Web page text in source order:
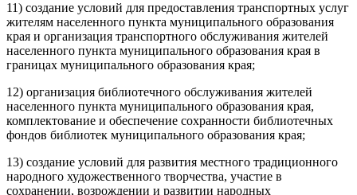
11) создание условий для предоставления транспортных услуг
жителям населенного пункта муниципального образования
края и организация транспортного обслуживания жителей
населенного пункта муниципального образования края в
границах муниципального образования края;
12) организация библиотечного обслуживания жителей
населенного пункта муниципального образования края,
комплектование и обеспечение сохранности библиотечных
фондов библиотек муниципального образования края;
13) создание условий для развития местного традиционного
народного художественного творчества, участие в
сохранении, возрождении и развитии народных